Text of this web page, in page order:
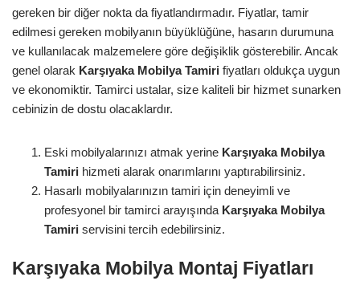
gereken bir diğer nokta da fiyatlandırmadır. Fiyatlar, tamir
edilmesi gereken mobilyanın büyüklüğüne, hasarın durumuna
ve kullanılacak malzemelere göre değişiklik gösterebilir. Ancak
genel olarak Karşıyaka Mobilya Tamiri fiyatları oldukça uygun
ve ekonomiktir. Tamirci ustalar, size kaliteli bir hizmet sunarken
cebinizin de dostu olacaklardır.
Eski mobilyalarınızı atmak yerine Karşıyaka Mobilya
Tamiri hizmeti alarak onarımlarını yaptırabilirsiniz.
Hasarlı mobilyalarınızın tamiri için deneyimli ve
profesyonel bir tamirci arayışında Karşıyaka Mobilya
Tamiri servisini tercih edebilirsiniz.
Karşıyaka Mobilya Montaj Fiyatları